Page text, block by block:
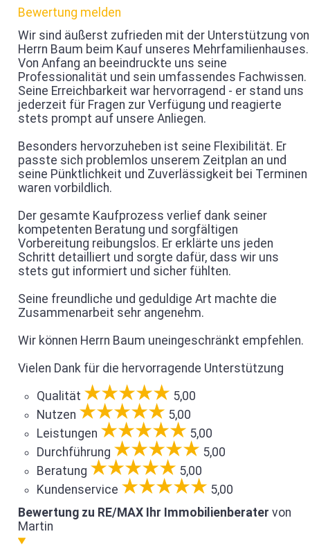
Bewertung melden
Wir sind äußerst zufrieden mit der Unterstützung von
Herrn Baum beim Kauf unseres Mehrfamilienhauses.
Von Anfang an beeindruckte uns seine
Professionalität und sein umfassendes Fachwissen.
Seine Erreichbarkeit war hervorragend - er stand uns
jederzeit für Fragen zur Verfügung und reagierte
stets prompt auf unsere Anliegen.
Besonders hervorzuheben ist seine Flexibilität. Er
passte sich problemlos unserem Zeitplan an und
seine Pünktlichkeit und Zuverlässigkeit bei Terminen
waren vorbildlich.
Der gesamte Kaufprozess verlief dank seiner
kompetenten Beratung und sorgfältigen
Vorbereitung reibungslos. Er erklärte uns jeden
Schritt detailliert und sorgte dafür, dass wir uns
stets gut informiert und sicher fühlten.
Seine freundliche und geduldige Art machte die
Zusammenarbeit sehr angenehm.
Wir können Herrn Baum uneingeschränkt empfehlen.
Vielen Dank für die hervorragende Unterstützung
Qualität
5,00
Nutzen
5,00
Leistungen
5,00
Durchführung
5,00
Beratung
5,00
Kundenservice
5,00
Bewertung zu RE/MAX Ihr Immobilienberater von
Martin